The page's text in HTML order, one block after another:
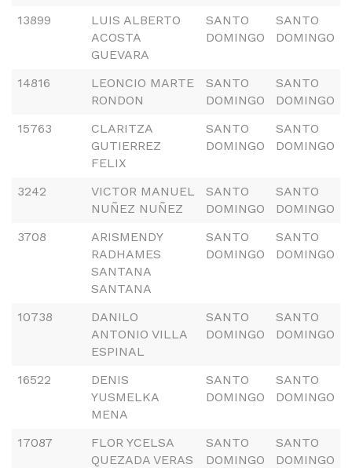
13899
LUIS ALBERTO
ACOSTA
GUEVARA
SANTO
DOMINGO
SANTO
DOMINGO
14816
LEONCIO MARTE
RONDON
SANTO
DOMINGO
SANTO
DOMINGO
15763
CLARITZA
GUTIERREZ
FELIX
SANTO
DOMINGO
SANTO
DOMINGO
3242
VICTOR MANUEL
NUÑEZ NUÑEZ
SANTO
DOMINGO
SANTO
DOMINGO
3708
ARISMENDY
RADHAMES
SANTANA
SANTANA
SANTO
DOMINGO
SANTO
DOMINGO
10738
DANILO
ANTONIO VILLA
ESPINAL
SANTO
DOMINGO
SANTO
DOMINGO
16522
DENIS
YUSMELKA
MENA
SANTO
DOMINGO
SANTO
DOMINGO
17087
FLOR YCELSA
QUEZADA VERAS
SANTO
DOMINGO
SANTO
DOMINGO